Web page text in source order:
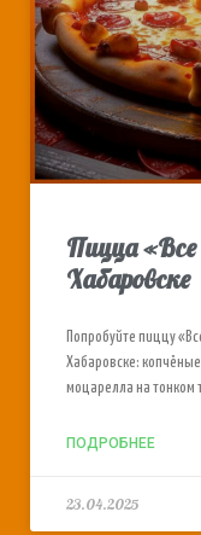
Пицца
Хабаровске
Попробуйте пиццу
Хабаровске:
моцарелла на тонком
ПОДРОБНЕЕ
23.04.2025